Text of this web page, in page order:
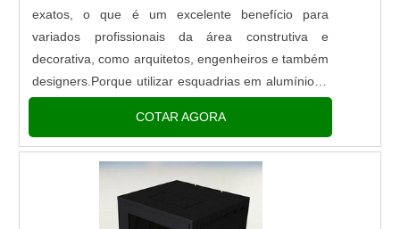
exatos, o que é um excelente benefício para
variados profissionais da área construtiva e
decorativa, como arquitetos, engenheiros e também
designers.Porque utilizar esquadrias em alumínioAs
quem almeja um produto....
COTAR AGORA